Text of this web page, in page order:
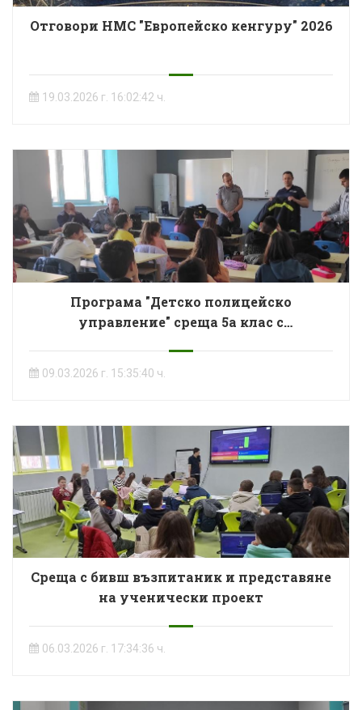
Отговори НМС "Европейско кенгуру" 2026
19.03.2026 г. 16:02:42 ч.
Програма "Детско полицейско
управление" среща 5а клас с
09.03.2026 г. 15:35:40 ч.
Среща с бивш възпитаник и представяне
на ученически проект
06.03.2026 г. 17:34:36 ч.